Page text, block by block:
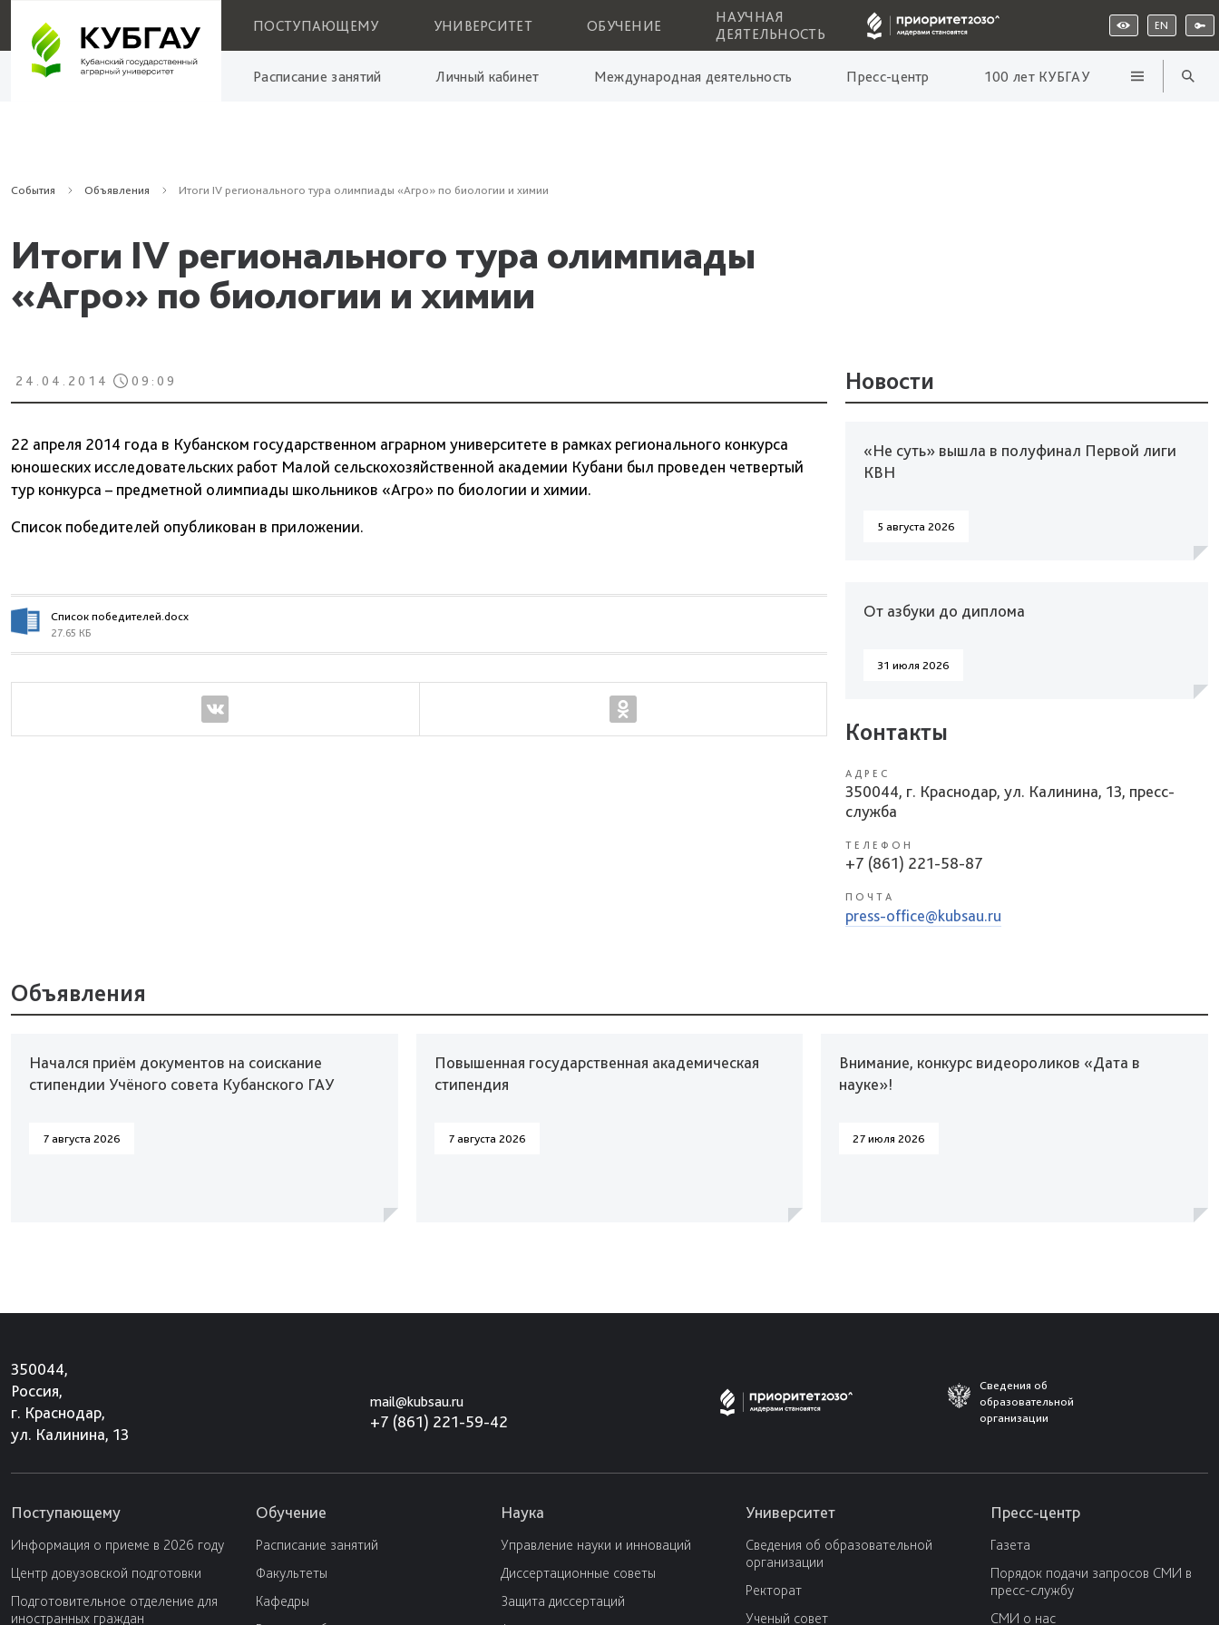
ПОСТУПАЮЩЕМУ УНИВЕРСИТЕТ ОБУЧЕНИЕ
НАУЧНАЯ
ДЕЯТЕЛЬНОСТЬ
EN
Расписание занятий Личный кабинет Международная деятельность Пресс-центр 100 лет КУБГАУ
События Объявления Итоги IV регионального тура олимпиады «Агро» по биологии и химии
Итоги IV регионального тура олимпиады
«Агро» по биологии и химии
24.04.2014 09:09
22 апреля 2014 года в Кубанском государственном аграрном университете в рамках регионального конкурса
юношеских исследовательских работ Малой сельскохозяйственной академии Кубани был проведен четвертый
тур конкурса – предметной олимпиады школьников «Агро» по биологии и химии.
Список победителей опубликован в приложении.
Список победителей.docx
27.65 КБ
Новости
«Не суть» вышла в полуфинал Первой лиги
КВН
5 августа 2026
От азбуки до диплома
31 июля 2026
Контакты
АДРЕС
350044, г. Краснодар, ул. Калинина, 13, пресс-
служба
ТЕЛЕФОН
+7 (861) 221-58-87
ПОЧТА
press-office@kubsau.ru
Объявления
Начался приём документов на соискание
стипендии Учёного совета Кубанского ГАУ
7 августа 2026
Повышенная государственная академическая
стипендия
7 августа 2026
Внимание, конкурс видеороликов «Дата в
науке»!
27 июля 2026
350044,
Россия,
г. Краснодар,
ул. Калинина, 13
mail@kubsau.ru
+7 (861) 221-59-42
Сведения об
образовательной
организации
Поступающему
Информация о приеме в 2026 году
Центр довузовской подготовки
Подготовительное отделение для
иностранных граждан
Обучение
Расписание занятий
Факультеты
Кафедры
Наука
Управление науки и инноваций
Диссертационные советы
Защита диссертаций
Университет
Сведения об образовательной
организации
Ректорат
Ученый совет
Пресс-центр
Газета
Порядок подачи запросов СМИ в
пресс-службу
СМИ о нас